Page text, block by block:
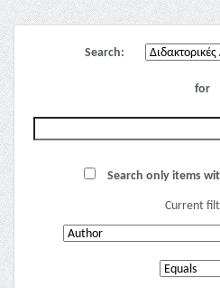
Search:
for
Search only items
Current